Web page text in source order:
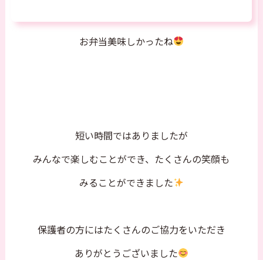
お弁当美味しかったね
短い時間ではありましたが
みんなで楽しむことができ、たくさんの笑顔も
みることができました
保護者の方にはたくさんのご協力をいただき
ありがとうございました